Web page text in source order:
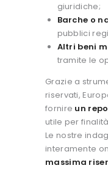
giuridiche;
Barche o
pubblici
Altri beni
tramite le
Grazie a
riservati,
fornire un
utile per
Le nostre
interamente
massima